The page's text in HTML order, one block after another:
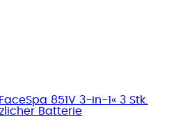
851V 3-in-1« 3 Stk.
Batterie